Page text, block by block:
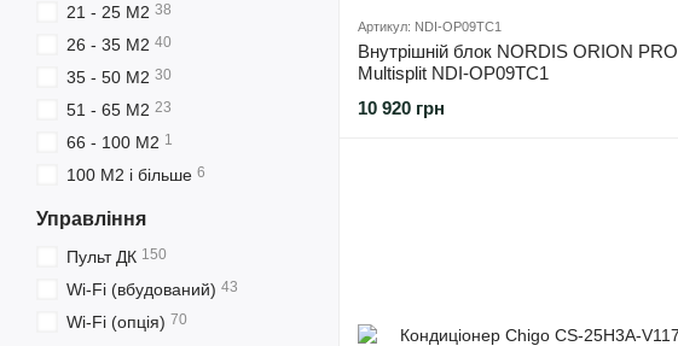
Артикул: NDI-OP09TC1
Внутрішній блок NORDIS ORION PRO
Multisplit NDI-OP09TC1
10 920 грн
21 - 25 М2 38
26 - 35 М2 40
35 - 50 М2 30
51 - 65 М2 23
66 - 100 М2 1
100 М2 і більше 6
Управління
Пульт ДК 150
Wi-Fi (вбудований) 43
Wi-Fi (опція) 70